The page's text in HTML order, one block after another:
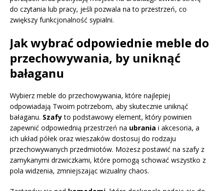
do czytania lub pracy, jeśli pozwala na to przestrzeń, co
zwiększy funkcjonalność sypialni.
Jak wybrać odpowiednie meble do
przechowywania, by uniknąć
bałaganu
Wybierz meble do przechowywania, które najlepiej
odpowiadają Twoim potrzebom, aby skutecznie uniknąć
bałaganu. Szafyto podstawowy element, który powinien
zapewnić odpowiednią przestrzeń na ubrania i akcesoria, a
ich układ półek oraz wieszaków dostosuj do rodzaju
przechowywanych przedmiotów. Możesz postawić na szafy z
zamykanymi drzwiczkami, które pomogą schować wszystko z
pola widzenia, zmniejszając wizualny chaos.